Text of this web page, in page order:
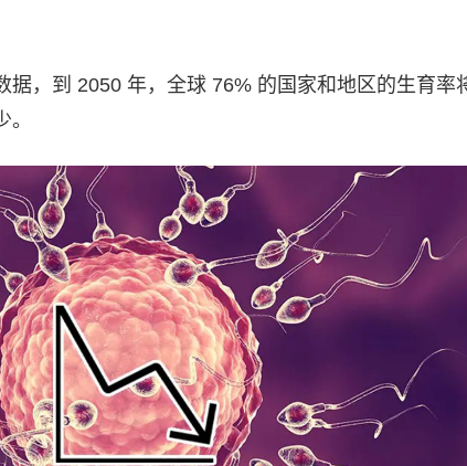
据，到 2050 年，全球 76% 的国家和地区的生育率